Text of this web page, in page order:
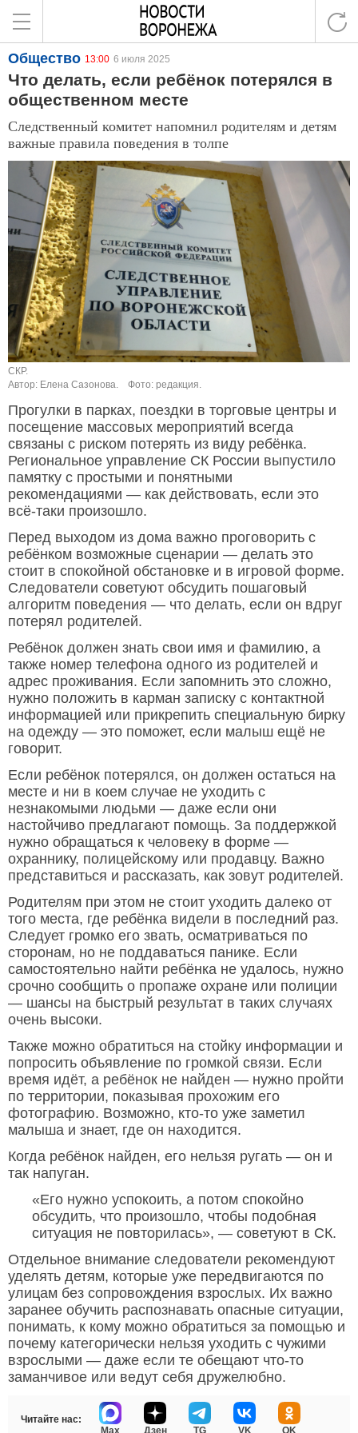
Общество 13:00 6 июля 2025
Что делать, если ребёнок потерялся в
общественном месте
Следственный комитет напомнил родителям и детям
важные правила поведения в толпе
СКР.
Автор: Елена Сазонова.
Фото: редакция.
Прогулки в парках, поездки в торговые центры и
посещение массовых мероприятий всегда
связаны с риском потерять из виду ребёнка.
Региональное управление СК России выпустило
памятку с простыми и понятными
рекомендациями — как действовать, если это
всё-таки произошло.
Перед выходом из дома важно проговорить с
ребёнком возможные сценарии — делать это
стоит в спокойной обстановке и в игровой форме.
Следователи советуют обсудить пошаговый
алгоритм поведения — что делать, если он вдруг
потерял родителей.
Ребёнок должен знать свои имя и фамилию, а
также номер телефона одного из родителей и
адрес проживания. Если запомнить это сложно,
нужно положить в карман записку с контактной
информацией или прикрепить специальную бирку
на одежду — это поможет, если малыш ещё не
говорит.
Если ребёнок потерялся, он должен остаться на
месте и ни в коем случае не уходить с
незнакомыми людьми — даже если они
настойчиво предлагают помощь. За поддержкой
нужно обращаться к человеку в форме —
охраннику, полицейскому или продавцу. Важно
представиться и рассказать, как зовут родителей.
Родителям при этом не стоит уходить далеко от
того места, где ребёнка видели в последний раз.
Следует громко его звать, осматриваться по
сторонам, но не поддаваться панике. Если
самостоятельно найти ребёнка не удалось, нужно
срочно сообщить о пропаже охране или полиции
— шансы на быстрый результат в таких случаях
очень высоки.
Также можно обратиться на стойку информации и
попросить объявление по громкой связи. Если
время идёт, а ребёнок не найден — нужно пройти
по территории, показывая прохожим его
фотографию. Возможно, кто-то уже заметил
малыша и знает, где он находится.
Когда ребёнок найден, его нельзя ругать — он и
так напуган.
«Его нужно успокоить, а потом спокойно
обсудить, что произошло, чтобы подобная
ситуация не повторилась», — советуют в СК.
Отдельное внимание следователи рекомендуют
уделять детям, которые уже передвигаются по
улицам без сопровождения взрослых. Их важно
заранее обучить распознавать опасные ситуации,
понимать, к кому можно обратиться за помощью и
почему категорически нельзя уходить с чужими
взрослыми — даже если те обещают что-то
заманчивое или ведут себя дружелюбно.
Читайте нас: